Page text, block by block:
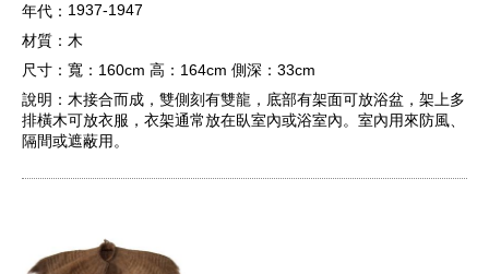
年代： 1937-1947
材質： 木
尺寸： 寬：160cm 高：164cm 側深：33cm
說明： 木接合而成，雙側刻有雙龍，底部有架面可放浴盆，架上多
排橫木可放衣服，衣架通常放在臥室內或浴室內。室內用來防風、
隔間或遮蔽用。